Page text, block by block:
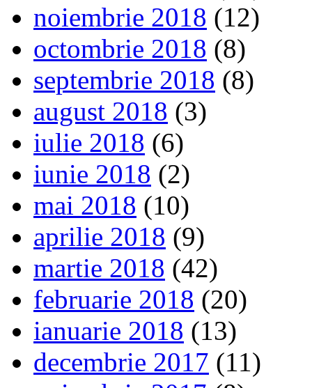
noiembrie 2018 (12)
octombrie 2018 (8)
septembrie 2018 (8)
august 2018 (3)
iulie 2018 (6)
iunie 2018 (2)
mai 2018 (10)
aprilie 2018 (9)
martie 2018 (42)
februarie 2018 (20)
ianuarie 2018 (13)
decembrie 2017 (11)